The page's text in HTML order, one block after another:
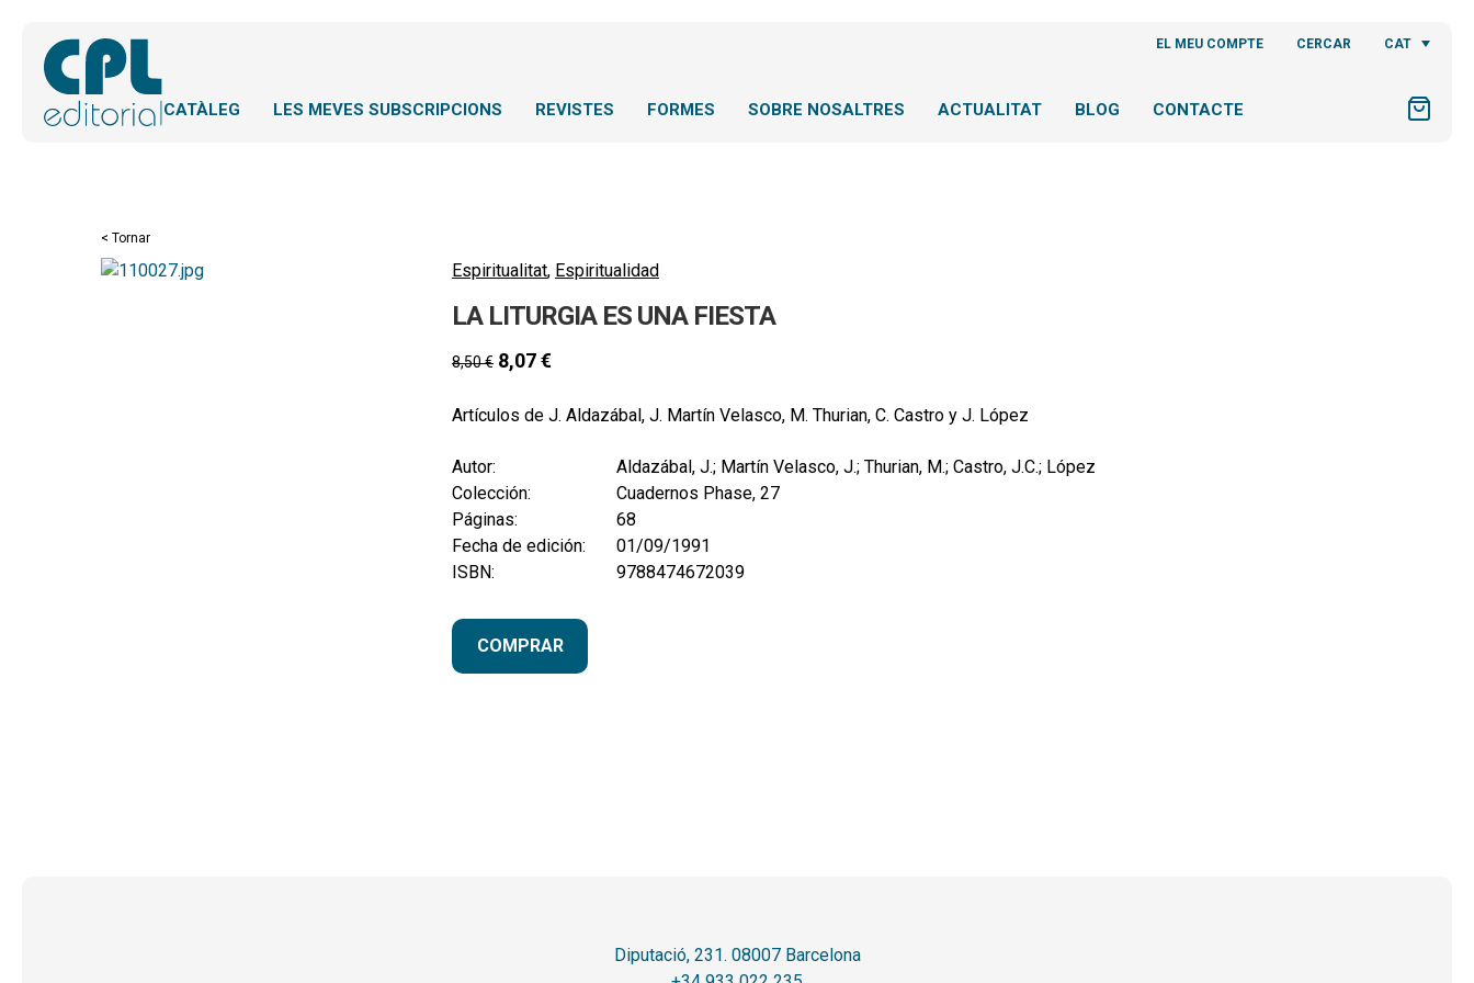
EL MEU COMPTE CERCAR CAT
CATÀLEG LES MEVES SUBSCRIPCIONS REVISTES FORMES SOBRE NOSALTRES ACTUALITAT BLOG CONTACTE
< Tornar
Espiritualitat, Espiritualidad
LA LITURGIA ES UNA FIESTA
8,50€ 8,07€
Artículos de J. Aldazábal, J. Martín Velasco, M. Thurian, C. Castro y J. López
Autor:
Aldazábal, J.; Martín Velasco, J.; Thurian, M.; Castro, J.C.; López
Colección:
Cuadernos Phase, 27
Páginas:
68
Fecha de edición:
01/09/1991
ISBN:
9788474672039
COMPRAR
Diputació, 231. 08007 Barcelona